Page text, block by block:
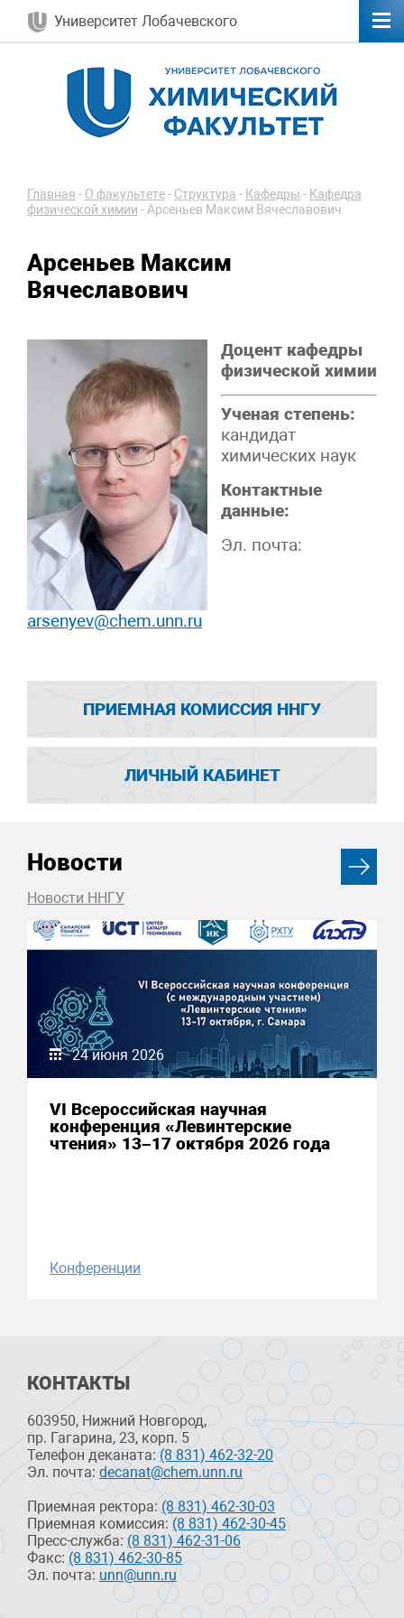
Университет Лобачевского
Главная - О факультете- Структура - Кафедры - Кафедра
физической химии -Арсеньев Максим Вячеславович
Арсеньев Максим
Вячеславович
Доцент кафедры
физической химии
Ученая степень:
кандидат
химических наук
Контактные
данные:
Эл. почта:
arsenyev@chem.unn.ru
ПРИЕМНАЯ КОМИССИЯ ННГУ
ЛИЧНЫЙ КАБИНЕТ
Новости
Новости ННГУ
24 июня 2026
VI Всероссийская научная
конференция «Левинтерские
чтения» 13–17 октября 2026 года
Конференции
КОНТАКТЫ
603950, Нижний Новгород,
пр. Гагарина, 23, корп. 5
Телефон деканата:(8 831) 462-32-20
Эл. почта:decanat@chem.unn.ru
Приемная ректора:(8 831) 462-30-03
Приемная комиссия: (8 831) 462-30-45
Пресс-служба:(8 831) 462-31-06
Факс: (8 831) 462-30-85
Эл. почта:unn@unn.ru